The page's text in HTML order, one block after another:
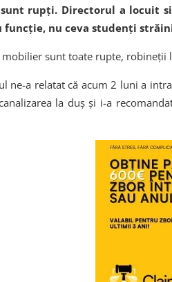
rupți. Directorul a locuit
funcție, nu ceva studenți
mobilier sunt toate rupte,
ne-a relatat că acum 2 luni a
la duș și i-a